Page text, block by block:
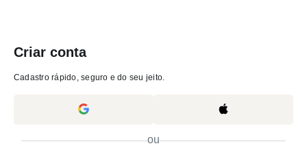
Criar conta
Cadastro rápido, seguro e do seu jeito.
ou